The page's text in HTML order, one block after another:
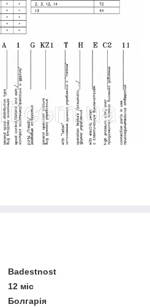
Badestnost
12 міс
Болгарія